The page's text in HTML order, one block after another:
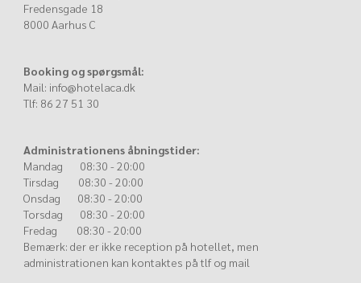
Fredensgade 18
8000 Aarhus C
Booking og spørgsmål:
Mail: info@hotelaca.dk
Tlf: 86 27 51 30
Administrationens åbningstider:
Mandag 08:30 - 20:00
Tirsdag 08:30 - 20:00
Onsdag 08:30 - 20:00
Torsdag 08:30 - 20:00
Fredag 08:30 - 20:00
Bemærk: der er ikke reception på hotellet, men
administrationen kan kontaktes på tlf og mail